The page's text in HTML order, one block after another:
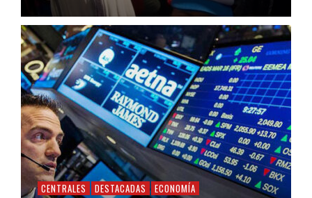
CENTRALES DESTACADAS ECONOMÍA